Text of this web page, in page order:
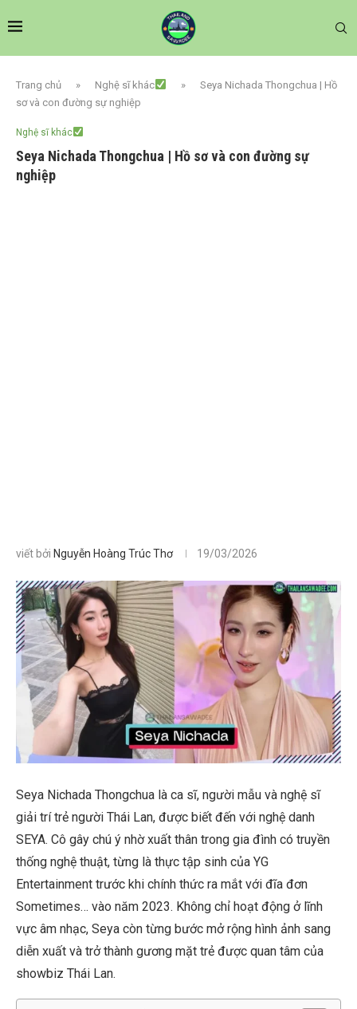
Trang chủ » Nghệ sĩ khác »
Seya Nichada Thongchua | Hồ
sơ và con đường sự nghiệp
Nghệ sĩ khác
Seya Nichada Thongchua | Hồ sơ và con đường sự
nghiệp
viết bởi Nguyễn Hoàng Trúc Thơ 19/03/2026
Seya Nichada Thongchua là ca sĩ, người mẫu và nghệ sĩ
giải trí trẻ người Thái Lan, được biết đến với nghệ danh
SEYA. Cô gây chú ý nhờ xuất thân trong gia đình có truyền
thống nghệ thuật, từng là thực tập sinh của YG
Entertainment trước khi chính thức ra mắt với đĩa đơn
Sometimes… vào năm 2023. Không chỉ hoạt động ở lĩnh
vực âm nhạc, Seya còn từng bước mở rộng hình ảnh sang
diễn xuất và trở thành gương mặt trẻ được quan tâm của
showbiz Thái Lan.